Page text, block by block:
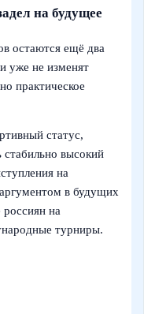
на будущее
остаются ещё два
уже не изменят
практическое
статус,
стабильно высокий
на
в будущих
на
турниры.